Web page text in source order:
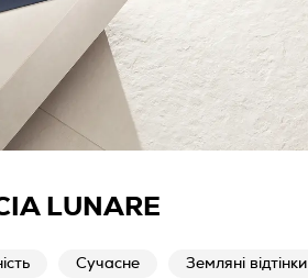
LUNARE
Сучасне Земляні відтінки